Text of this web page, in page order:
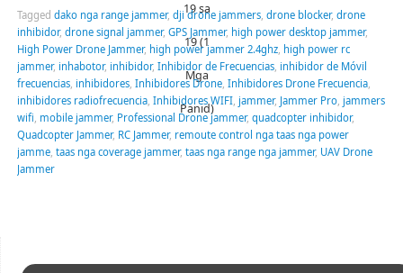
19 sa
19 (1
Mga
Panid)
Tagged dako nga range jammer, dji drone jammers, drone blocker, drone
inhibidor, drone signal jammer, GPS Jammer, high power desktop jammer,
High Power Drone Jammer, high power jammer 2.4ghz, high power rc
jammer, inhabotor, inhibidor, Inhibidor de Frecuencias, inhibidor de Móvil
frecuencias, inhibidores, Inhibidores Drone, Inhibidores Drone Frecuencia,
inhibidores radiofrecuencia, Inhibidores WIFI, jammer, Jammer Pro, jammers
wifi mobile jammer, Professional Drone jammer, quadcopter inhibidor,
Quadcopter Jammer, RC Jammer, remoute control nga taas nga power
jamme, taas nga coverage jammer, taas nga range nga jammer, UAV Drone
Jammer